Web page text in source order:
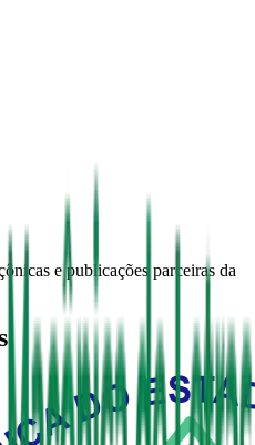
e publicações parceiras da